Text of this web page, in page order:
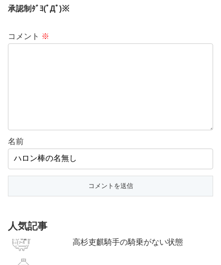
承認制ﾀﾞﾖ(ﾟДﾟ)※
コメント ※
名前
人気記事
高杉吏麒騎手の騎乗がない状態